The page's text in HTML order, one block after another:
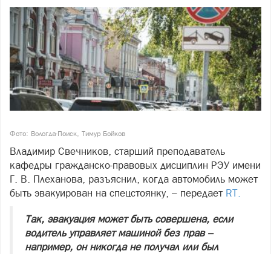
Фото: Вологда-Поиск, Тимур Бойков
Владимир Свечников, старший преподаватель
кафедры гражданско-правовых дисциплин РЭУ имени
Г. В. Плеханова, разъяснил, когда автомобиль может
быть эвакуирован на спецстоянку, – передает RT.
Так, эвакуация может быть совершена, если
водитель управляет машиной без прав –
например, он никогда не получал или был